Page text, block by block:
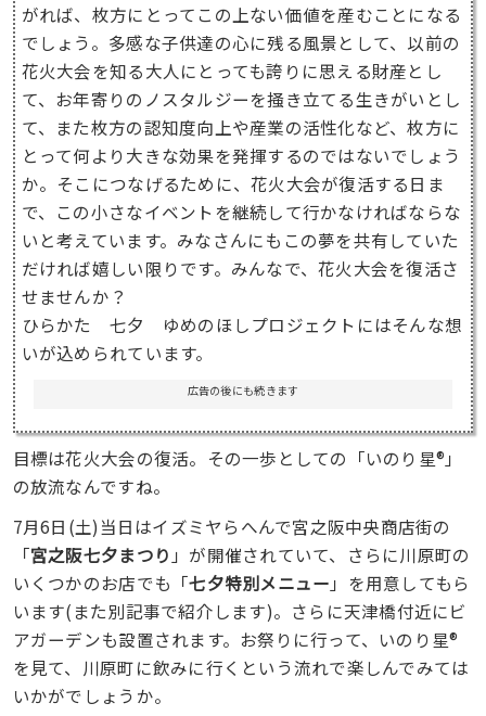
がれば、枚方にとってこの上ない価値を産むことになる
でしょう。多感な子供達の心に残る風景として、以前の
花火大会を知る大人にとっても誇りに思える財産とし
て、お年寄りのノスタルジーを掻き立てる生きがいとし
て、また枚方の認知度向上や産業の活性化など、枚方に
とって何より大きな効果を発揮するのではないでしょう
か。そこにつなげるために、花火大会が復活する日ま
で、この小さなイベントを継続して行かなければならな
いと考えています。みなさんにもこの夢を共有していた
だければ嬉しい限りです。みんなで、花火大会を復活さ
せませんか？
ひらかた 七夕 ゆめのほしプロジェクトにはそんな想
いが込められています。
広告の後にも続きます
目標は花火大会の復活。その一歩としての「いのり星®」
の放流なんですね。
7月6日(土)当日はイズミヤらへんで宮之阪中央商店街の
「宮之阪七夕まつり 」が開催されていて、さらに川原町の
いくつかのお店でも「七夕特別メニュー 」を用意してもら
います(また別記事で紹介します)。さらに天津橋付近にビ
アガーデンも設置されます。お祭りに行って、いのり星®
を見て、川原町に飲みに行くという流れで楽しんでみては
いかがでしょうか。